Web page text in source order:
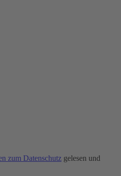
zum Datenschutz gelesen und